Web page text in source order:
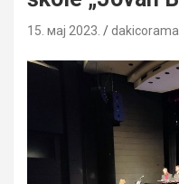
15. мај 2023. dakicorama